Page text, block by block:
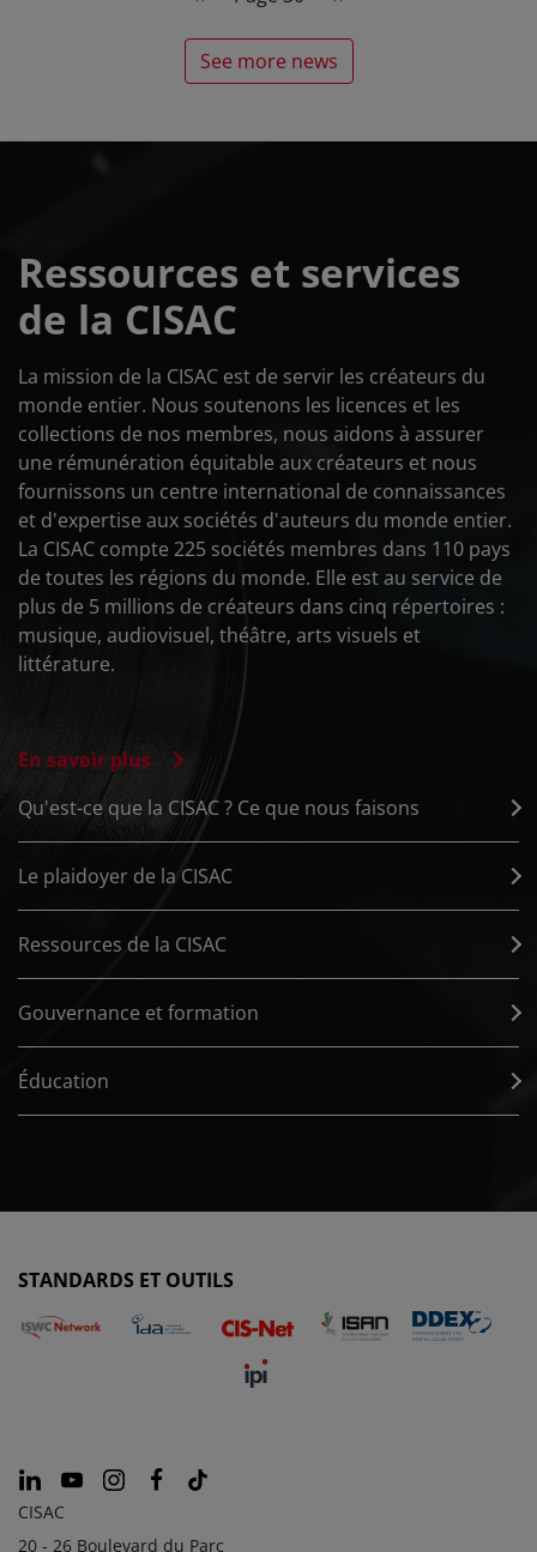
See more news
Ressources et services
de la CISAC
La mission de la CISAC est de servir les créateurs du
monde entier. Nous soutenons les licences et les
collections de nos membres, nous aidons à assurer
une rémunération équitable aux créateurs et nous
fournissons un centre international de connaissances
et d'expertise aux sociétés d'auteurs du monde entier.
La CISAC compte 225 sociétés membres dans 110 pays
de toutes les régions du monde. Elle est au service de
plus de 5 millions de créateurs dans cinq répertoires :
musique, audiovisuel, théâtre, arts visuels et
littérature.
En savoir plus
Qu'est-ce que la CISAC ? Ce que nous faisons
Le plaidoyer de la CISAC
Ressources de la CISAC
Gouvernance et formation
Éducation
STANDARDS ET OUTILS
CISAC
20 - 26 Boulevard du Parc